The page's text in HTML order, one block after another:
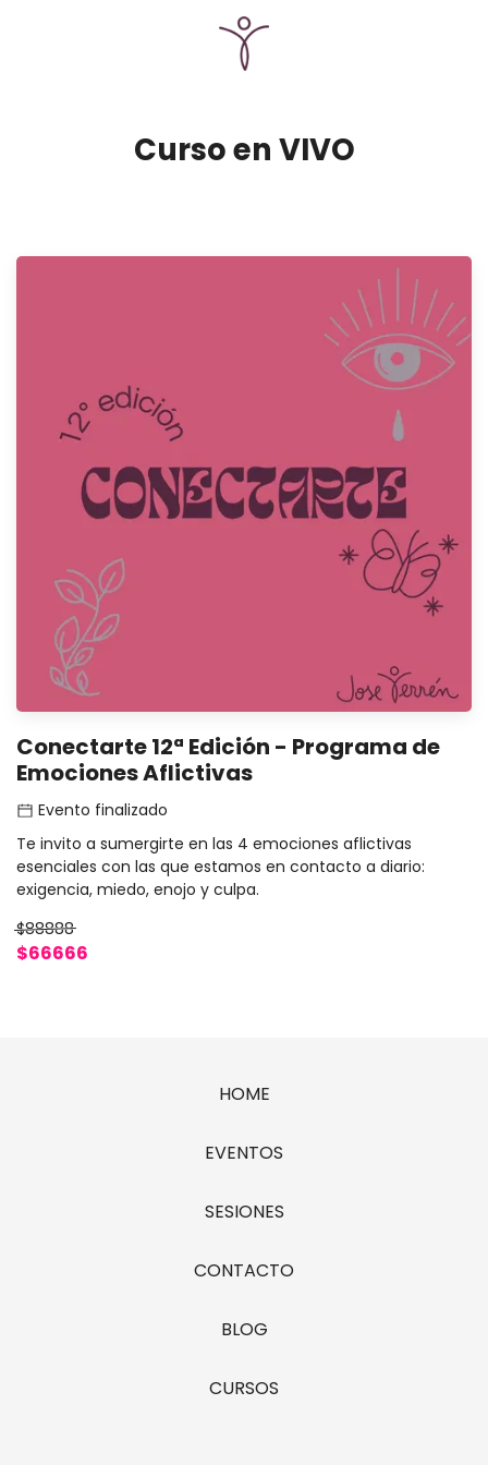
Curso en VIVO
Conectarte 12ª Edición - Programa de
Emociones Aflictivas
Evento finalizado
Te invito a sumergirte en las 4 emociones aflictivas
esenciales con las que estamos en contacto a diario:
exigencia, miedo, enojo y culpa.
$88888
$66666
HOME
EVENTOS
SESIONES
CONTACTO
BLOG
CURSOS